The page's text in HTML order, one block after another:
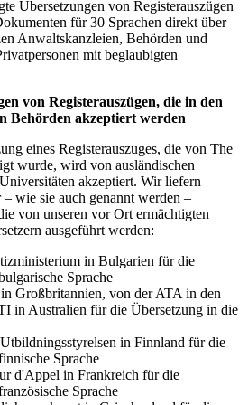
Übersetzungen von Registerauszügen
für 30 Sprachen direkt über
Anwaltskanzleien, Behörden und
mit beglaubigten
von Registerauszügen, die in den
Behörden akzeptiert werden
eines Registerauszuges, die von The
wurde, wird von ausländischen
akzeptiert. Wir liefern
wie sie auch genannt werden –
von unseren vor Ort ermächtigten
ausgeführt werden:
in Bulgarien für die
Sprache
Großbritannien, von der ATA in den
in Australien für die Übersetzung in die
in Finnland für die
Sprache
d'Appel in Frankreich für die
Sprache